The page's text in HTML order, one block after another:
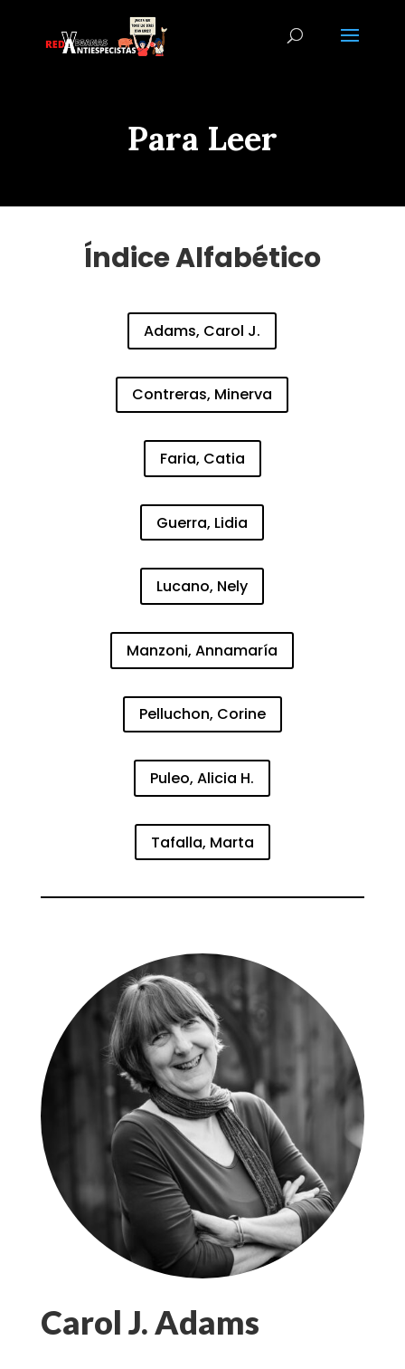
Para Leer
Índice Alfabético
Adams, Carol J.
Contreras, Minerva
Faria, Catia
Guerra, Lidia
Lucano, Nely
Manzoni, Annamaría
Pelluchon, Corine
Puleo, Alicia H.
Tafalla, Marta
Carol J. Adams